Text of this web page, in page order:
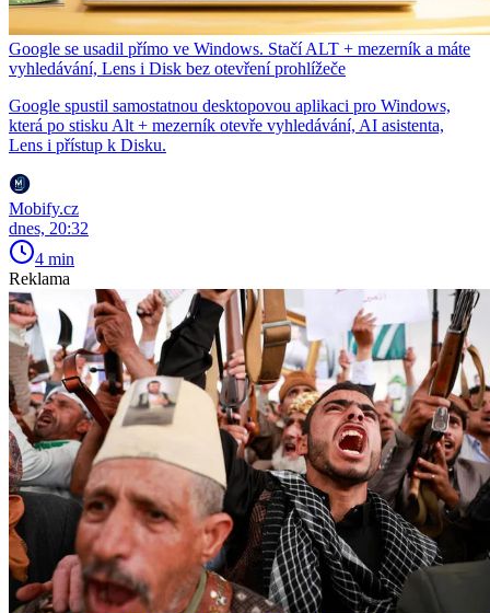
Google se usadil přímo ve Windows. Stačí ALT + mezerník a máte
vyhledávání, Lens i Disk bez otevření prohlížeče
Google spustil samostatnou desktopovou aplikaci pro Windows,
která po stisku Alt + mezerník otevře vyhledávání, AI asistenta,
Lens i přístup k Disku.
Mobify.cz
dnes, 20:32
4 min
Reklama